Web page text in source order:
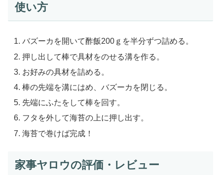
使い方
バズーカを開いて酢飯200ｇを半分ずつ詰める。
押し出して棒で具材をのせる溝を作る。
お好みの具材を詰める。
棒の先端を溝にはめ、バズーカを閉じる。
先端にふたをして棒を回す。
フタを外して海苔の上に押し出す。
海苔で巻けば完成！
家事ヤロウの評価・レビュー